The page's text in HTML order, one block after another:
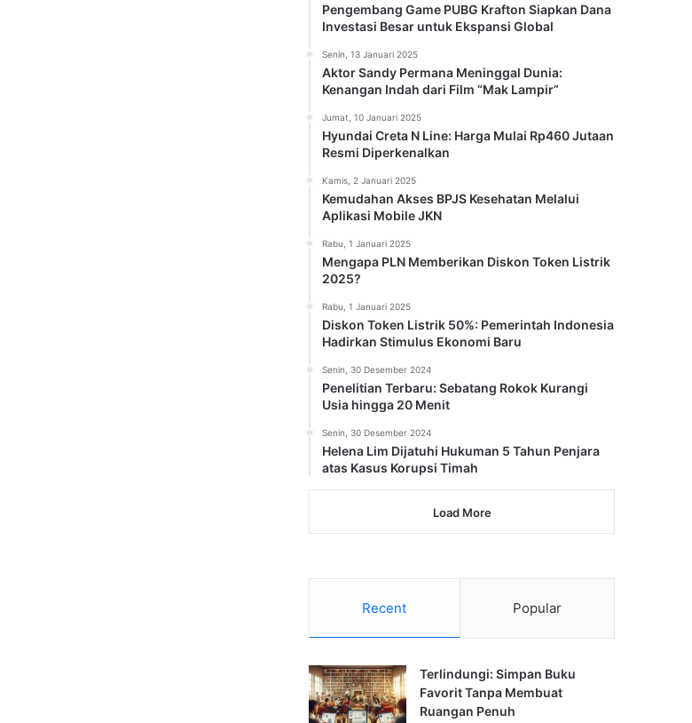
Pengembang Game PUBG Krafton Siapkan Dana
Investasi Besar untuk Ekspansi Global
Senin, 13 Januari 2025
Aktor Sandy Permana Meninggal Dunia:
Kenangan Indah dari Film “Mak Lampir”
Jumat, 10 Januari 2025
Hyundai Creta N Line: Harga Mulai Rp460 Jutaan
Resmi Diperkenalkan
Kamis, 2 Januari 2025
Kemudahan Akses BPJS Kesehatan Melalui
Aplikasi Mobile JKN
Rabu, 1 Januari 2025
Mengapa PLN Memberikan Diskon Token Listrik
2025?
Rabu, 1 Januari 2025
Diskon Token Listrik 50%: Pemerintah Indonesia
Hadirkan Stimulus Ekonomi Baru
Senin, 30 Desember 2024
Penelitian Terbaru: Sebatang Rokok Kurangi
Usia hingga 20 Menit
Senin, 30 Desember 2024
Helena Lim Dijatuhi Hukuman 5 Tahun Penjara
atas Kasus Korupsi Timah
Load More
Recent Popular
Terlindungi: Simpan Buku
Favorit Tanpa Membuat
Ruangan Penuh